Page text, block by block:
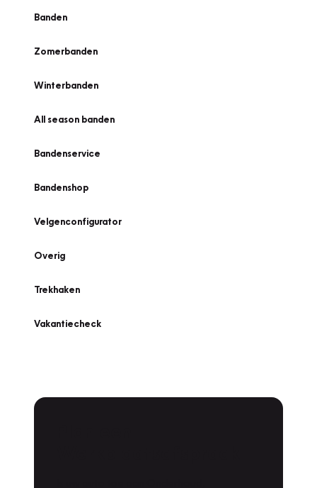
Banden
Zomerbanden
Winterbanden
All season banden
Bandenservice
Bandenshop
Velgenconfigurator
Overig
Trekhaken
Vakantiecheck